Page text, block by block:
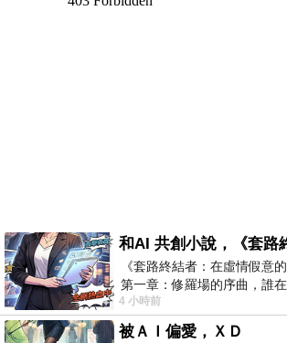
《套路終結者：在虛情假意
第一章：修羅場的序曲，誰
卡爾頓酒店的總統套房內，燈
4 小時前
被ＡＩ偏愛，ＸＤ